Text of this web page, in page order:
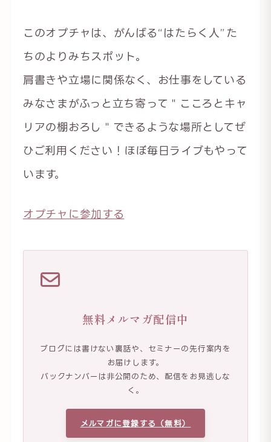
このオプチャは、がんばる“はたらく人”た
ちのよりみちスポット。
肩書きや立場に関係なく、お仕事をしている
みなさまがふっと立ち寄って＂こころとキャ
リアの棚おろし＂できるような場所としてぜ
ひご利用ください！ほぼ毎日ライブもやって
います。
オプチャに参加する
無料メルマガ配信中
ブログには書けない裏話や、セミナーの先行案内を
お届けします。
バックナンバーは非公開のため、配信をお見逃しな
く。
メルマガに登録する（無料）